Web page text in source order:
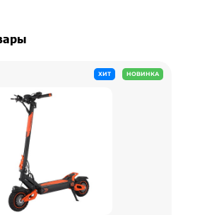
ХИТ НОВИНКА